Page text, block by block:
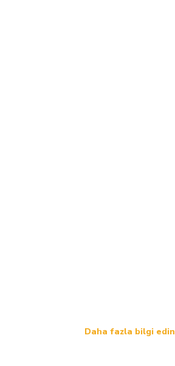
Daha fazla bilgi edin